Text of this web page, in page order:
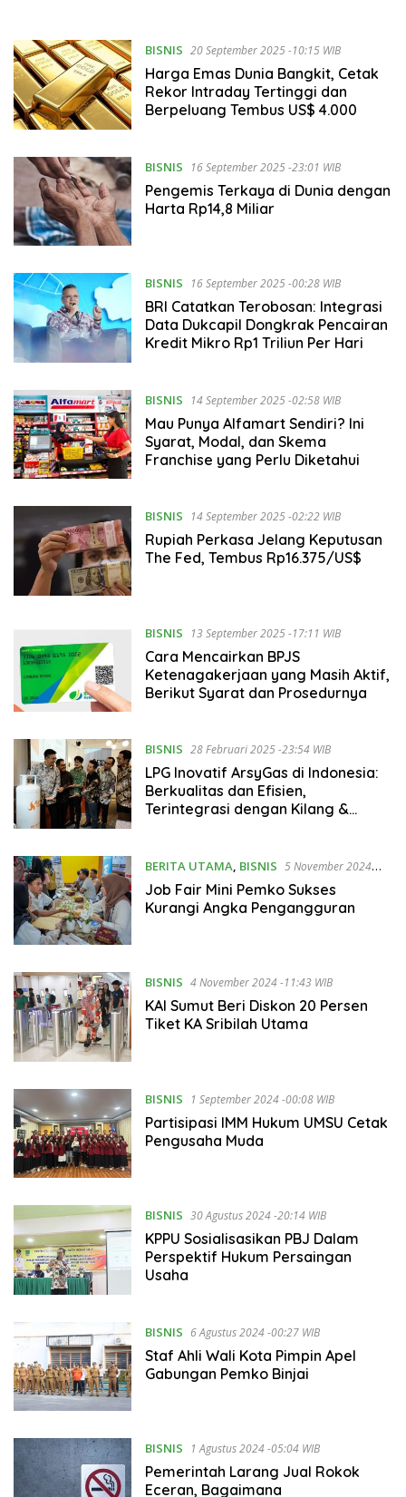
BISNIS 20 September 2025 -10:15 WIB
Harga Emas Dunia Bangkit, Cetak
Rekor Intraday Tertinggi dan
Berpeluang Tembus US$ 4.000
BISNIS 16 September 2025 -23:01 WIB
Pengemis Terkaya di Dunia dengan
Harta Rp14,8 Miliar
BISNIS 16 September 2025 -00:28 WIB
BRI Catatkan Terobosan: Integrasi
Data Dukcapil Dongkrak Pencairan
Kredit Mikro Rp1 Triliun Per Hari
BISNIS 14 September 2025 -02:58 WIB
Mau Punya Alfamart Sendiri? Ini
Syarat, Modal, dan Skema
Franchise yang Perlu Diketahui
BISNIS 14 September 2025 -02:22 WIB
Rupiah Perkasa Jelang Keputusan
The Fed, Tembus Rp16.375/US$
BISNIS 13 September 2025 -17:11 WIB
Cara Mencairkan BPJS
Ketenagakerjaan yang Masih Aktif,
Berikut Syarat dan Prosedurnya
BISNIS 28 Februari 2025 -23:54 WIB
LPG Inovatif ArsyGas di Indonesia:
Berkualitas dan Efisien,
Terintegrasi dengan Kilang &
BERITA UTAMA, BISNIS 5 November 2024
-14:33 WIB
Job Fair Mini Pemko Sukses
Kurangi Angka Pengangguran
BISNIS 4 November 2024 -11:43 WIB
KAI Sumut Beri Diskon 20 Persen
Tiket KA Sribilah Utama
BISNIS 1 September 2024 -00:08 WIB
Partisipasi IMM Hukum UMSU Cetak
Pengusaha Muda
BISNIS 30 Agustus 2024 -20:14 WIB
KPPU Sosialisasikan PBJ Dalam
Perspektif Hukum Persaingan
Usaha
BISNIS 6 Agustus 2024 -00:27 WIB
Staf Ahli Wali Kota Pimpin Apel
Gabungan Pemko Binjai
BISNIS 1 Agustus 2024 -05:04 WIB
Pemerintah Larang Jual Rokok
Eceran, Bagaimana